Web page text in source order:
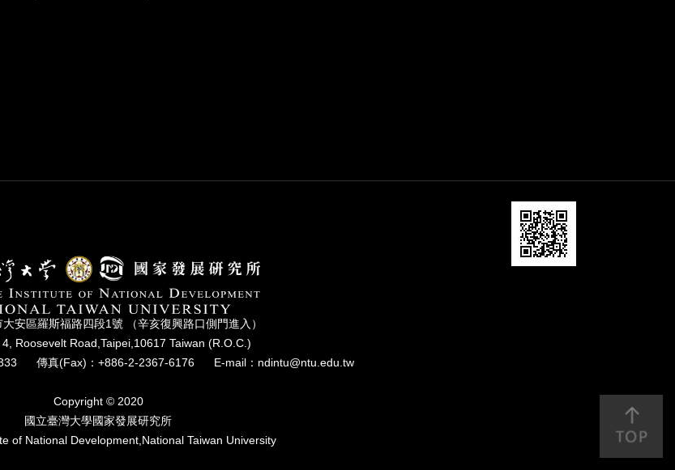
安區羅斯福路四段1號 （辛亥復興路⼝側⾨進入）
Roosevelt Road,Taipei,10617 Taiwan (R.O.C.)
傳真(Fax)：+886-2-2367-6176 E-mail：ndintu@ntu.edu.tw
Copyright © 2020
國立臺灣⼤學國家發展研究所
of National Development,National Taiwan University